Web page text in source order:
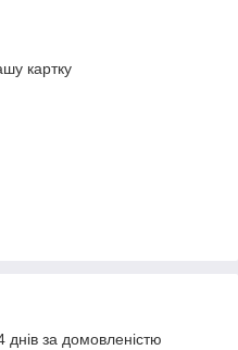
картку
за домовленістю